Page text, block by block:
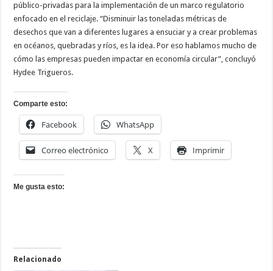
público-privadas para la implementación de un marco regulatorio
enfocado en el reciclaje. “Disminuir las toneladas métricas de
desechos que van a diferentes lugares a ensuciar y a crear problemas
en océanos, quebradas y ríos, es la idea. Por eso hablamos mucho de
cómo las empresas pueden impactar en economía circular”, concluyó
Hydee Trigueros.
Comparte esto:
Facebook WhatsApp
Correo electrónico X Imprimir
Me gusta esto:
Relacionado